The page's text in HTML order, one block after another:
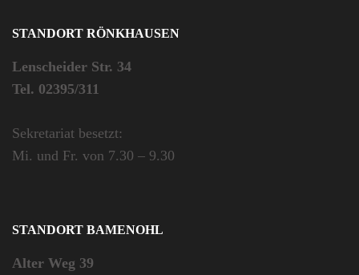
STANDORT RÖNKHAUSEN
Lenscheider Str. 34
Tel. 02395/311
Sekretariat besetzt:
Mi. und Fr. von 7.30 – 9.30
STANDORT BAMENOHL
Alter Weg 39